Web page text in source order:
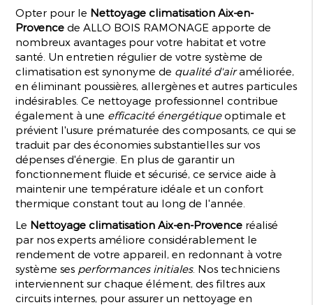
Opter pour le Nettoyage climatisation Aix-en-
Provence de ALLO BOIS RAMONAGE apporte de
nombreux avantages pour votre habitat et votre
santé. Un entretien régulier de votre système de
climatisation est synonyme de qualité d'airaméliorée,
en éliminant poussières, allergènes et autres particules
indésirables. Ce nettoyage professionnel contribue
également à une efficacité énergétiqueoptimale et
prévient l'usure prématurée des composants, ce qui se
traduit par des économies substantielles sur vos
dépenses d'énergie. En plus de garantir un
fonctionnement fluide et sécurisé, ce service aide à
maintenir une température idéale et un confort
thermique constant tout au long de l'année.
Le Nettoyage climatisation Aix-en-Provence réalisé
par nos experts améliore considérablement le
rendement de votre appareil, en redonnant à votre
système ses performances initiales. Nos techniciens
interviennent sur chaque élément, des filtres aux
circuits internes, pour assurer un nettoyage en